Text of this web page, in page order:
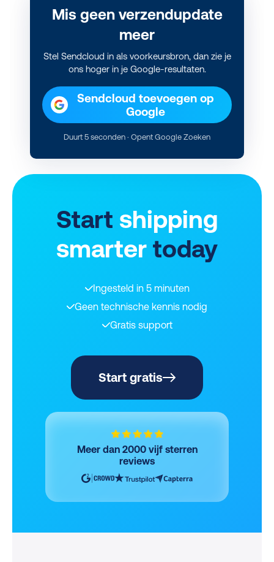
Mis geen verzendupdate
meer
Stel Sendcloud in als voorkeursbron, dan zie je
ons hoger in je Google-resultaten.
Sendcloud toevoegen op
Google
Duurt 5 seconden · Opent Google Zoeken
Start shipping
smarter today
Ingesteld in 5 minuten
Geen technische kennis nodig
Gratis support
Start gratis
Meer dan 2000 vijf sterren
reviews